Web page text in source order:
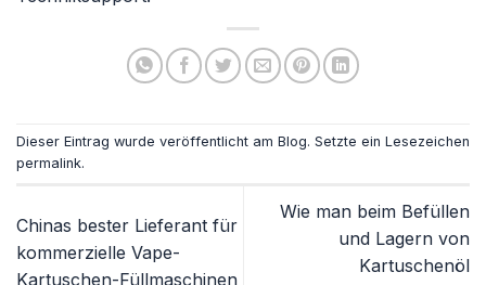
Dieser Eintrag wurde veröffentlicht am Blog. Setzte ein Lesezeichen
permalink.
Chinas bester Lieferant für
kommerzielle Vape-
Kartuschen-Füllmaschinen
Wie man beim Befüllen
und Lagern von
Kartuschenöl